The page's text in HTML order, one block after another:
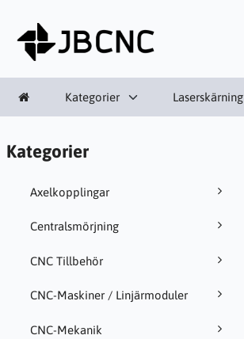
Kategorier Laserskärning
Kategorier
Axelkopplingar
Centralsmörjning
CNC Tillbehör
CNC-Maskiner / Linjärmoduler
CNC-Mekanik